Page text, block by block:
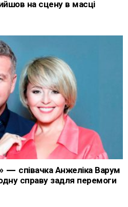
на сцену в масці
— співачка Анжеліка Варум
справу задля перемоги